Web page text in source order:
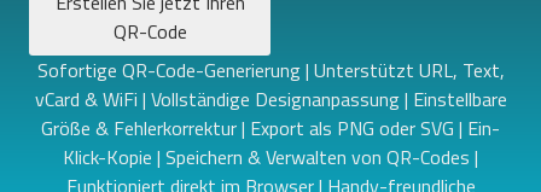
QR-Code
Sofortige QR-Code-Generierung | Unterstützt URL, Text,
vCard & WiFi | Vollständige Designanpassung | Einstellbare
Größe & Fehlerkorrektur | Export als PNG oder SVG | Ein-
Klick-Kopie | Speichern & Verwalten von QR-Codes |
Funktioniert direkt im Browser | Handy-freundliche